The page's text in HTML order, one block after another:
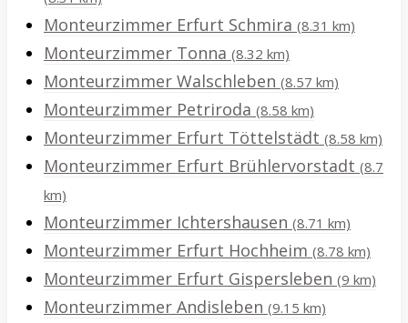
Monteurzimmer Erfurt Schmira (8.31 km)
Monteurzimmer Tonna (8.32 km)
Monteurzimmer Walschleben (8.57 km)
Monteurzimmer Petriroda (8.58 km)
Monteurzimmer Erfurt Töttelstädt (8.58 km)
Monteurzimmer Erfurt Brühlervorstadt (8.7
km)
Monteurzimmer Ichtershausen (8.71 km)
Monteurzimmer Erfurt Hochheim (8.78 km)
Monteurzimmer Erfurt Gispersleben (9 km)
Monteurzimmer Andisleben (9.15 km)